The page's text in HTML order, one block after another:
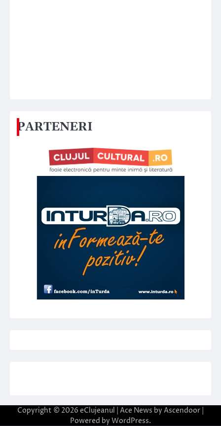
PARTENERI
Copyright © 2026 eClujeanul | Ace News by Ascendoor
Powered by WordPress.